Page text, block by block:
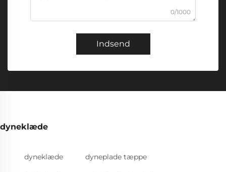
0/1000
Indsend
dyneklæde
dyneklæde dyneplade tæppe